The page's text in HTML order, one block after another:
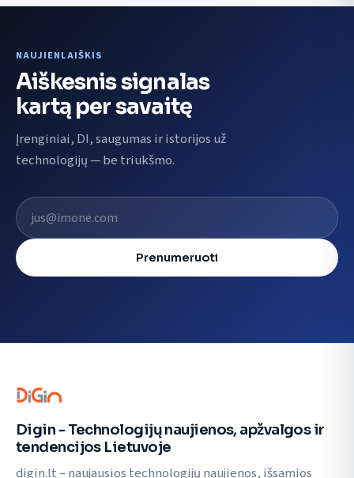
NAUJIENLAIŠKIS
Aiškesnis signalas
kartą per savaitę
Įrenginiai, DI, saugumas ir istorijos už
technologijų — be triukšmo.
El. pašto adresas
Prenumeruoti
Digin - Technologijų naujienos, apžvalgos ir
tendencijos Lietuvoje
digin.lt – naujausios technologijų naujienos, išsamios